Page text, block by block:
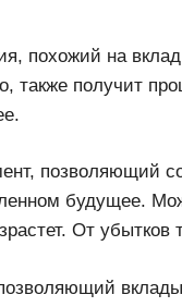
похожий на
также получит
позволяющий
будущее.
От убытков